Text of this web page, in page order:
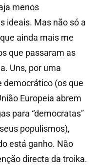
menos
ideais. Mas não só a
ainda mais me
que passaram as
Uns, por uma
democrático (os que
Europeia abrem
para “democratas”
populismos),
está ganho. Não
directa da troika.